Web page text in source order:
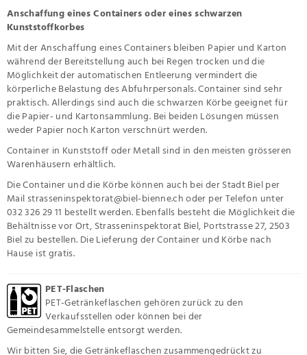
Anschaffung eines Containers oder eines schwarzen
Kunststoffkorbes
Mit der Anschaffung eines Containers bleiben Papier und Karton
während der Bereitstellung auch bei Regen trocken und die
Möglichkeit der automatischen Entleerung vermindert die
körperliche Belastung des Abfuhrpersonals. Container sind sehr
praktisch. Allerdings sind auch die schwarzen Körbe geeignet für
die Papier- und Kartonsammlung. Bei beiden Lösungen müssen
weder Papier noch Karton verschnürt werden.
Container in Kunststoff oder Metall sind in den meisten grösseren
Warenhäusern erhältlich.
Die Container und die Körbe können auch bei der Stadt Biel per
Mail strasseninspektorat@biel-bienne.ch oder per Telefon unter
032 326 29 11 bestellt werden. Ebenfalls besteht die Möglichkeit die
Behältnisse vor Ort, Strasseninspektorat Biel, Portstrasse 27, 2503
Biel zu bestellen. Die Lieferung der Container und Körbe nach
Hause ist gratis.
PET-Flaschen
PET-Getränkeflaschen gehören zurück zu den
Verkaufsstellen oder können bei der
Gemeindesammelstelle entsorgt werden.
Wir bitten Sie, die Getränkeflaschen zusammengedrückt zu